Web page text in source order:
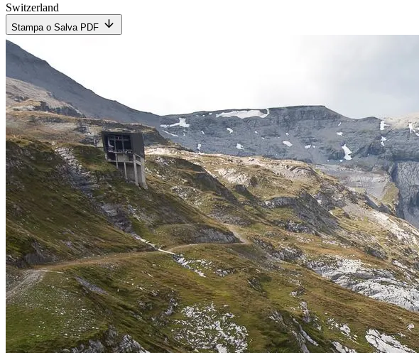
Switzerland
Stampa o Salva PDF